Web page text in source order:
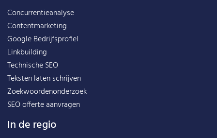
Concurrentieanalyse
Contentmarketing
Google Bedrijfsprofiel
Linkbuilding
Technische SEO
Teksten laten schrijven
Zoekwoordenonderzoek
SEO offerte aanvragen
In de regio